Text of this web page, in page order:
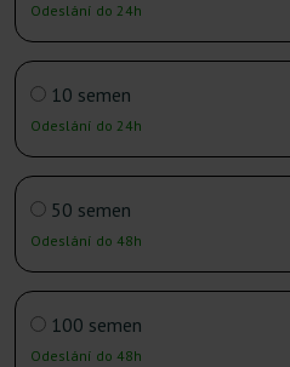
Odeslání do 24h
10 semen
Odeslání do 24h
50 semen
Odeslání do 48h
100 semen
Odeslání do 48h